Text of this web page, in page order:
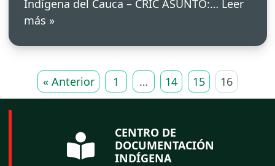
Indígena del Cauca – CRIC ASUNTO:… Leer
más »
« Anterior 1 … 14 15 16
CENTRO DE
DOCUMENTACIÓN
INDÍGENA